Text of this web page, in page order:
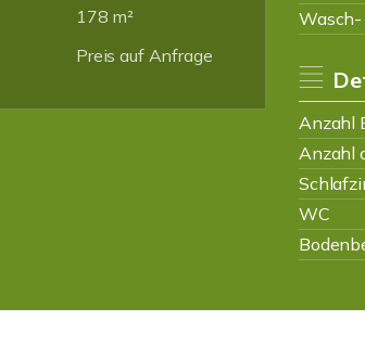
178 m²
Preis auf Anfrage
Wasch-
Anzahl
Anzahl
WC